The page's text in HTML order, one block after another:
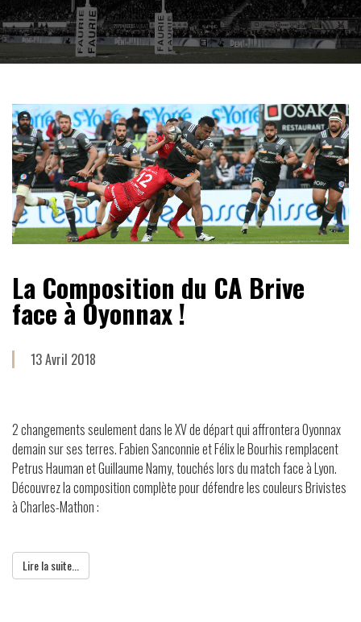
La Composition du CA Brive
face à Oyonnax !
13 Avril 2018
2 changements seulement dans le XV de départ qui affrontera Oyonnax
demain sur ses terres. Fabien Sanconnie et Félix le Bourhis remplacent
Petrus Hauman et Guillaume Namy, touchés lors du match face à Lyon.
Découvrez la composition complète pour défendre les couleurs Brivistes
à Charles-Mathon :
Lire la suite...